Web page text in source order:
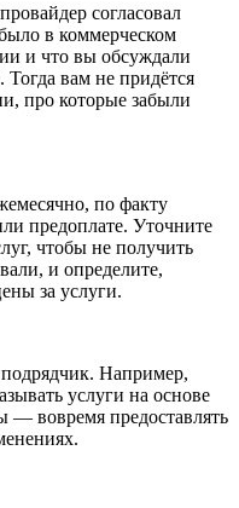
согласовал
в коммерческом
и что вы обсуждали
Тогда вам не придётся
про которые забыли
по факту
предоплате. Уточните
чтобы не получить
и определите,
за услуги.
Например,
услуги на основе
— вовремя предоставлять